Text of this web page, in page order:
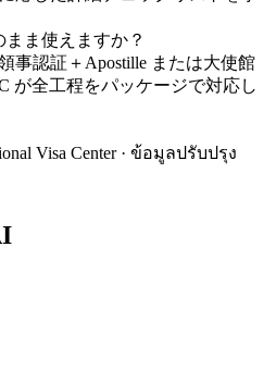
ま使えますか？
事認証＋Apostille または大使館
が全工程をパッケージで対応し
Visa Center · ข้อมูลปรับปรุง